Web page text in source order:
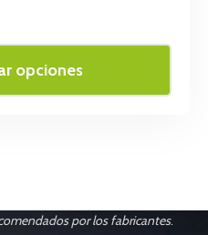
opciones
por los fabricantes.